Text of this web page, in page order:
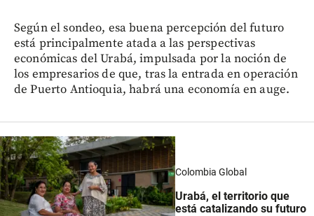
Según el sondeo, esa buena percepción del futuro
está principalmente atada a las perspectivas
económicas del Urabá, impulsada por la noción de
los empresarios de que, tras la entrada en operación
de Puerto Antioquia, habrá una economía en auge.
Colombia Global
Urabá, el territorio que
está catalizando su futuro